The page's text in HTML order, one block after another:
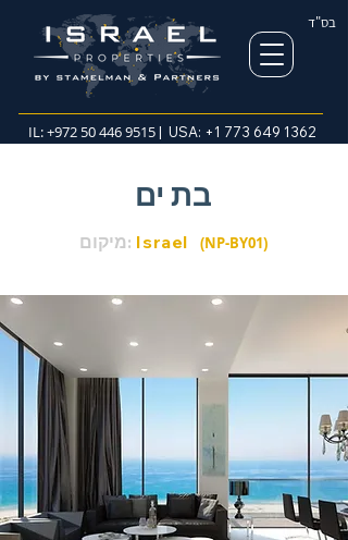
בס"ד
IL:+972 50 446 9515| USA: +1 773 649 1362
בת ים
מיקום: Israel (NP-BY01)